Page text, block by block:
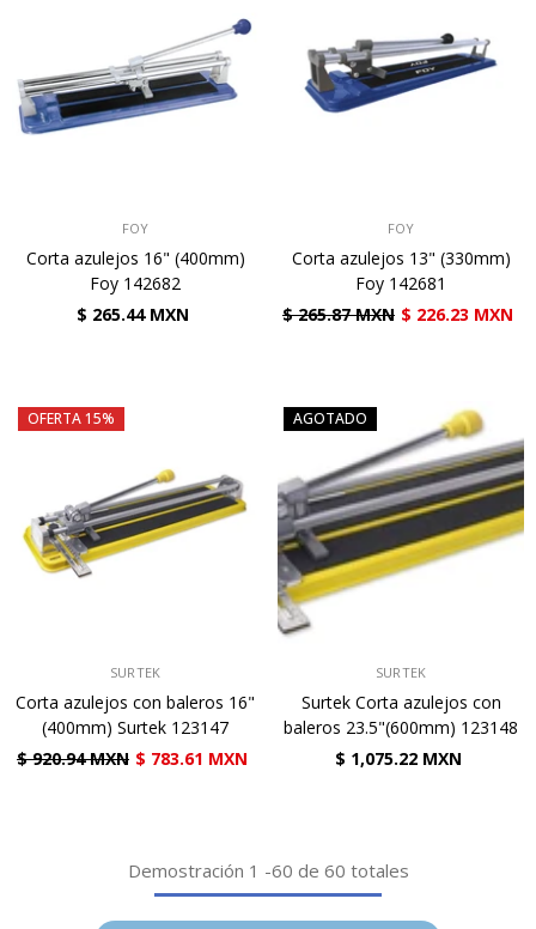
FOY
Corta azulejos 16" (400mm)
Foy 142682
$ 265.44 MXN
FOY
Corta azulejos 13" (330mm)
Foy 142681
$ 265.87 MXN $ 226.23 MXN
OFERTA 15%
SURTEK
Corta azulejos con baleros 16"
(400mm) Surtek 123147
$ 920.94 MXN $ 783.61 MXN
AGOTADO
SURTEK
Surtek Corta azulejos con
baleros 23.5"(600mm) 123148
$ 1,075.22 MXN
Demostración 1 -60 de 60 totales